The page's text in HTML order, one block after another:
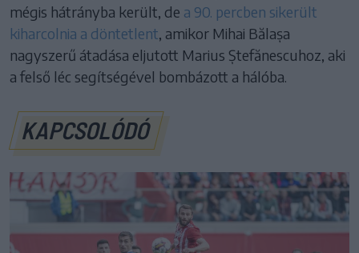
mégis hátrányba került, de a 90. percben sikerült
kiharcolnia a döntetlent, amikor Mihai Bălașa
nagyszerű átadása eljutott Marius Ștefănescuhoz, aki
a felső léc segítségével bombázott a hálóba.
KAPCSOLÓDÓ